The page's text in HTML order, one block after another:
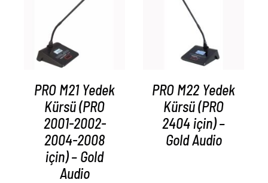
AYRINTILAR
PRO M21 Yedek
Kürsü (PRO
2001-2002-
2004-2008
için) – Gold
Audio
AYRINTILAR
PRO M22 Yedek
Kürsü (PRO
2404 için) –
Gold Audio